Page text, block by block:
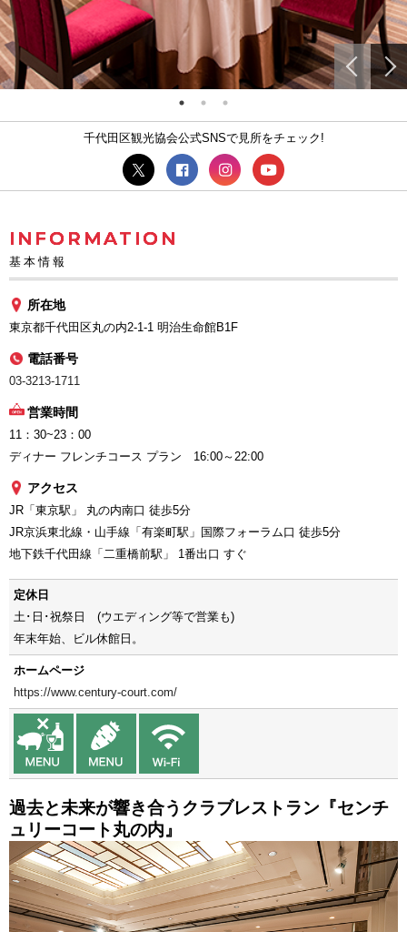
千代田区観光協会公式SNSで見所をチェック!
INFORMATION
基本情報
所在地
東京都千代田区丸の内2-1-1 明治生命館B1F
電話番号
03-3213-1711
営業時間
11：30~23：00
ディナー フレンチコース プラン 16:00～22:00
アクセス
JR「東京駅」 丸の内南口 徒歩5分
JR京浜東北線・山手線「有楽町駅」国際フォーラム口 徒歩5分
地下鉄千代田線「二重橋前駅」 1番出口 すぐ
定休日
土･日･祝祭日 (ウエディング等で営業も)
年末年始、ビル休館日。
ホームページ
https://www.century-court.com/
過去と未来が響き合うクラブレストラン『センチ
ュリーコート丸の内』